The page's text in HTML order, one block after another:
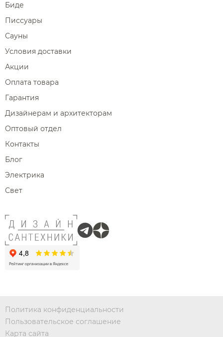
Биде
Писсуары
Сауны
Условия доставки
Акции
Оплата товара
Гарантия
Дизайнерам и архитекторам
Оптовый отдел
Контакты
Блог
Электрика
Свет
Политика конфиденциальности
Пользовательское соглашение
Карта сайта